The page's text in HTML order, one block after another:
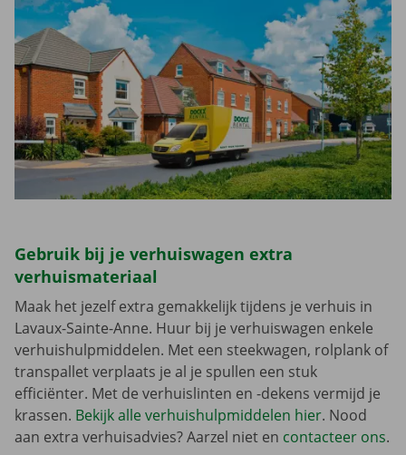
Gebruik bij je verhuiswagen extra
verhuismateriaal
Maak het jezelf extra gemakkelijk tijdens je verhuis in
Lavaux-Sainte-Anne. Huur bij je verhuiswagen enkele
verhuishulpmiddelen. Met een steekwagen, rolplank of
transpallet verplaats je al je spullen een stuk
efficiënter. Met de verhuislinten en -dekens vermijd je
krassen. Bekijk alle verhuishulpmiddelen hier. Nood
aan extra verhuisadvies? Aarzel niet en contacteer ons.